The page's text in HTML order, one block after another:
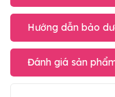
Hướng dẫn bảo
Đánh giá sản